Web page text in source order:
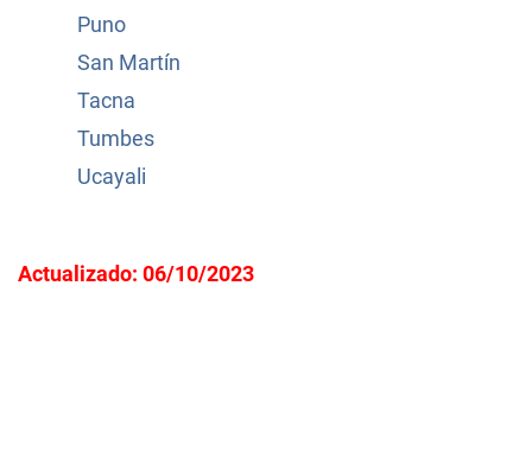
Puno
San Martín
Tacna
Tumbes
Ucayali
Actualizado: 06/10/2023